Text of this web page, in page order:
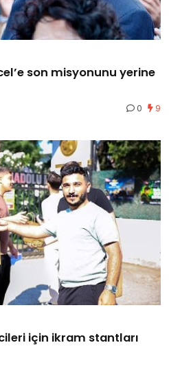
son misyonunu yerine
0 9
için ikram stantları